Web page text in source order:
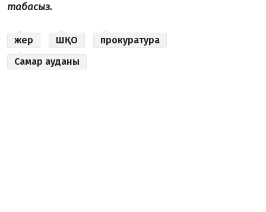
табасыз.
жер ШҚО
прокуратура
Самар ауданы